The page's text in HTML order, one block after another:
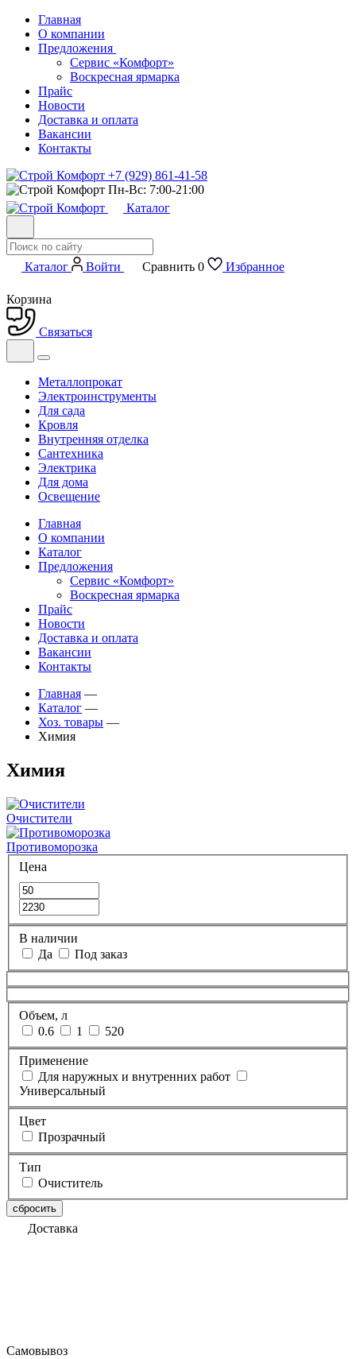
Главная
О компании
Предложения
Сервис «Комфорт»
Воскресная ярмарка
Прайс
Новости
Доставка и оплата
Вакансии
Контакты
+7 (929) 861-41-58
Пн-Вс: 7:00-21:00
Каталог
Каталог Войти Сравнить 0 Избранное
Корзина
Связаться
Металлопрокат
Электроинструменты
Для сада
Кровля
Внутренняя отделка
Сантехника
Электрика
Для дома
Освещение
Главная
О компании
Каталог
Предложения
Сервис «Комфорт»
Воскресная ярмарка
Прайс
Новости
Доставка и оплата
Вакансии
Контакты
Главная —
Каталог —
Хоз. товары —
Химия
Химия
Очистители
Противоморозка
Цена
В наличии
Да
Под заказ
Объем, л
0.6
1 520
Применение
Для наружных и внутренних работ
Универсальный
Цвет
Прозрачный
Тип
Очиститель
сбросить
Доставка
Самовывоз